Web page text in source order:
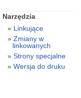
Narzędzia
Linkujące
Zmiany w
linkowanych
Strony specjalne
Wersja do druku